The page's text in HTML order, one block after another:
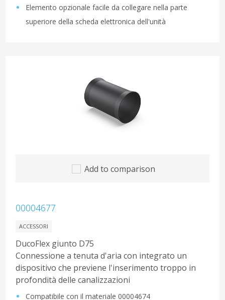
Elemento opzionale facile da collegare nella parte
superiore della scheda elettronica dell'unità
Add to comparison
00004677
ACCESSORI
DucoFlex giunto D75
Connessione a tenuta d'aria con integrato un
dispositivo che previene l'inserimento troppo in
profondità delle canalizzazioni
Compatibile con il materiale 00004674